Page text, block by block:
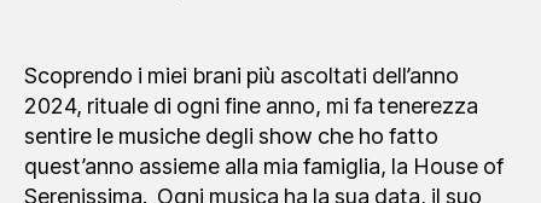
mondo
Scoprendo i miei brani più ascoltati dell’anno
2024, rituale di ogni fine anno, mi fa tenerezza
sentire le musiche degli show che ho fatto
quest’anno assieme alla mia famiglia, la House of
Serenissima. Ogni musica ha la sua data, il suo